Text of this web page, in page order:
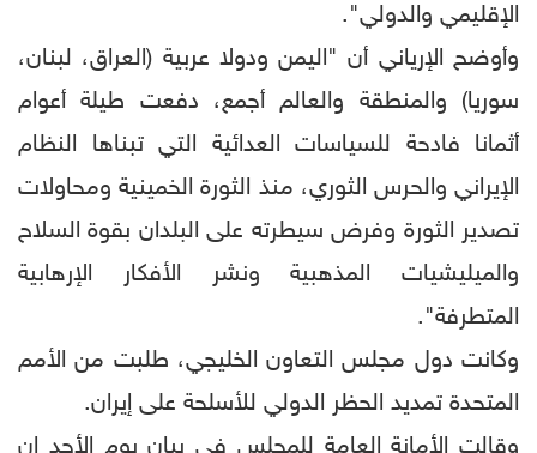
الإقليمي والدولي".
وأوضح الإرياني أن "اليمن ودولا عربية (العراق، لبنان،
سوريا) والمنطقة والعالم أجمع، دفعت طيلة أعوام
أثمانا فادحة للسياسات العدائية التي تبناها النظام
الإيراني والحرس الثوري، منذ الثورة الخمينية ومحاولات
تصدير الثورة وفرض سيطرته على البلدان بقوة السلاح
والميليشيات المذهبية ونشر الأفكار الإرهابية
المتطرفة".
وكانت دول مجلس التعاون الخلیجي، طلبت من الأمم
المتحدة تمديد الحظر الدولي للأسلحة على إيران.
وقالت الأمانة العامة للمجلس في بيان يوم الأحد إن